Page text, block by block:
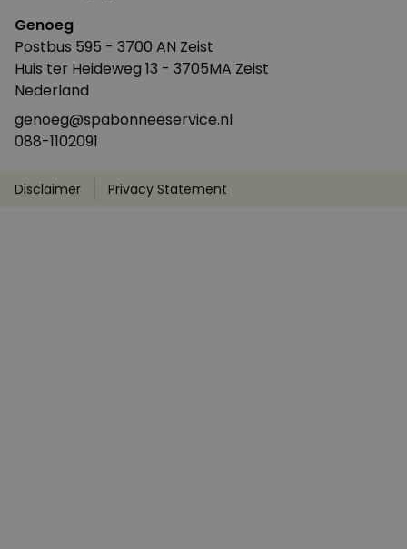
Genoeg
Postbus 595 - 3700 AN Zeist
Huis ter Heideweg 13 - 3705MA Zeist
Nederland
genoeg@spabonneeservice.nl
088-1102091
Disclaimer Privacy Statement